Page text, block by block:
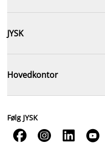
JYSK
Hovedkontor
Følg JYSK
   